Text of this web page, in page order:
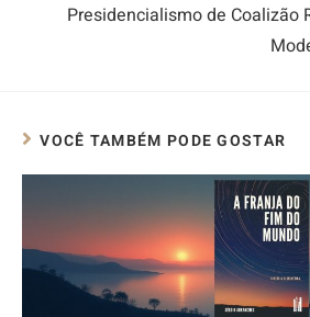
Presidencialismo de Coalizão
VOCÊ TAMBÉM PODE GOSTAR